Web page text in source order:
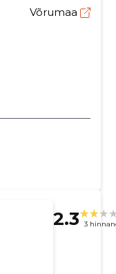
Võrumaa
2.3 3